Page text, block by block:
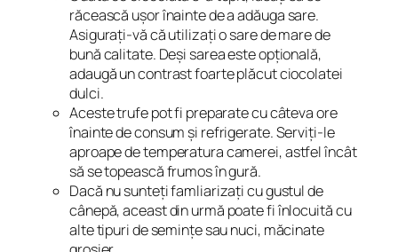
răcească ușor înainte de a adăuga sare.
Asigurați-vă că utilizați o sare de mare de
bună calitate. Deși sarea este opțională,
adaugă un contrast foarte plăcut ciocolatei
dulci.
Aceste trufe pot fi preparate cu câteva ore
înainte de consum și refrigerate. Serviți-le
aproape de temperatura camerei, astfel încât
să se topească frumos în gură.
Dacă nu sunteți famliarizați cu gustul de
cânepă, aceast din urmă poate fi înlocuită cu
alte tipuri de semințe sau nuci, măcinate